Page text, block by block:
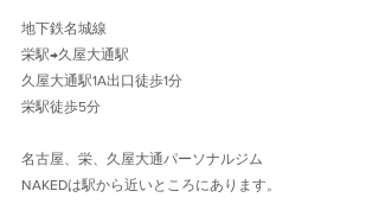
地下鉄名城線
栄駅→久屋大通駅
久屋大通駅1A出口徒歩1分
栄駅徒歩5分
名古屋、栄、久屋大通パーソナルジム
NAKEDは駅から近いところにあります。